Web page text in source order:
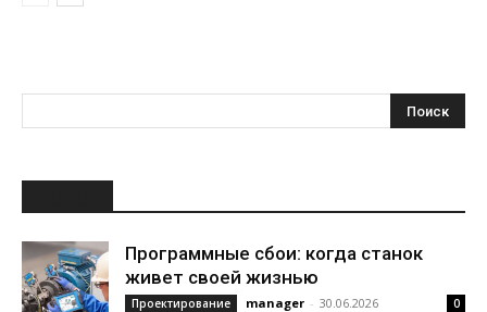
Программные сбои: когда станок
живет своей жизнью
Проектирование manager - 30.06.2026 0